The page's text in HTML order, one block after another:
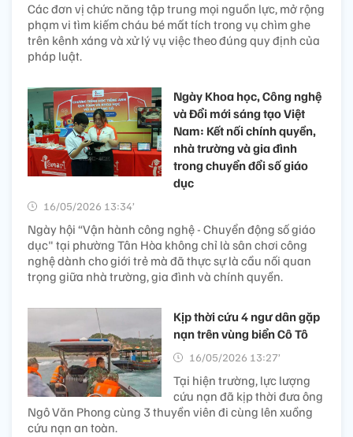
Các đơn vị chức năng tập trung mọi nguồn lực, mở rộng
phạm vi tìm kiếm cháu bé mất tích trong vụ chìm ghe
trên kênh xáng và xử lý vụ việc theo đúng quy định của
pháp luật.
Ngày Khoa học, Công nghệ
và Đổi mới sáng tạo Việt
Nam: Kết nối chính quyền,
nhà trường và gia đình
trong chuyển đổi số giáo
dục
16/05/2026 13:34’
Ngày hội “Vận hành công nghệ - Chuyển động số giáo
dục" tại phường Tân Hòa không chỉ là sân chơi công
nghệ dành cho giới trẻ mà đã thực sự là cầu nối quan
trọng giữa nhà trường, gia đình và chính quyền.
Kịp thời cứu 4 ngư dân gặp
nạn trên vùng biển Cô Tô
16/05/2026 13:27’
Tại hiện trường, lực lượng
cứu nạn đã kịp thời đưa ông
Ngô Văn Phong cùng 3 thuyền viên đi cùng lên xuồng
cứu nạn an toàn.